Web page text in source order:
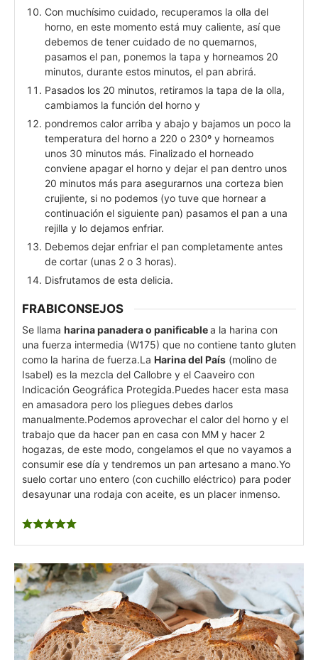
Con muchísimo cuidado, recuperamos la olla del
horno, en este momento está muy caliente, así que
debemos de tener cuidado de no quemarnos,
pasamos el pan, ponemos la tapa y horneamos 20
minutos, durante estos minutos, el pan abrirá.
Pasados los 20 minutos, retiramos la tapa de la olla,
cambiamos la función del horno y
pondremos calor arriba y abajo y bajamos un poco la
temperatura del horno a 220 o 230º y horneamos
unos 30 minutos más. Finalizado el horneado
conviene apagar el horno y dejar el pan dentro unos
20 minutos más para asegurarnos una corteza bien
crujiente, si no podemos (yo tuve que hornear a
continuación el siguiente pan) pasamos el pan a una
rejilla y lo dejamos enfriar.
Debemos dejar enfriar el pan completamente antes
de cortar (unas 2 o 3 horas).
Disfrutamos de esta delicia.
FRABICONSEJOS
Se llama harina panadera o panificablea la harina con
una fuerza intermedia (W175) que no contiene tanto gluten
como la harina de fuerza.La Harina del País (molino de
Isabel) es la mezcla del Callobre y el Caaveiro con
Indicación Geográfica Protegida.Puedes hacer esta masa
en amasadora pero los pliegues debes darlos
manualmente.Podemos aprovechar el calor del horno y el
trabajo que da hacer pan en casa con MM y hacer 2
hogazas, de este modo, congelamos el que no vayamos a
consumir ese día y tendremos un pan artesano a mano.Yo
suelo cortar uno entero (con cuchillo eléctrico) para poder
desayunar una rodaja con aceite, es un placer inmenso.